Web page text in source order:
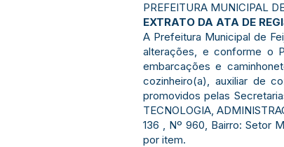
PREFEITURA MUNICIPAL
EXTRATO DA ATA DE
A Prefeitura Municipal de
alterações, e conforme o
embarcações e
cozinheiro(a), auxiliar de
promovidos pelas
TECNOLOGIA,
136 , Nº 960, Bairro: Setor
por item.